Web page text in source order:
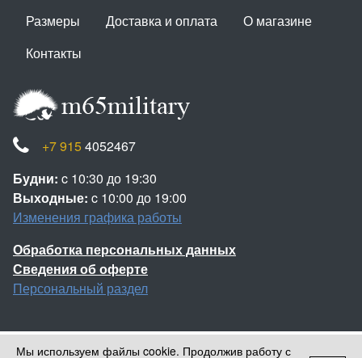
Размеры Доставка и оплата
О магазине
Контакты
+7 915 4052467
Будни: c 10:30 до 19:30
Выходные: c 10:00 до 19:00
Изменения графика работы
Обработка персональных данных
Сведения об оферте
Персональный раздел
Мы используем файлы cookie. Продолжив работу с